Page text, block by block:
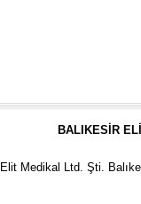
BALIKESİR
Elit Medikal Ltd. Şti.